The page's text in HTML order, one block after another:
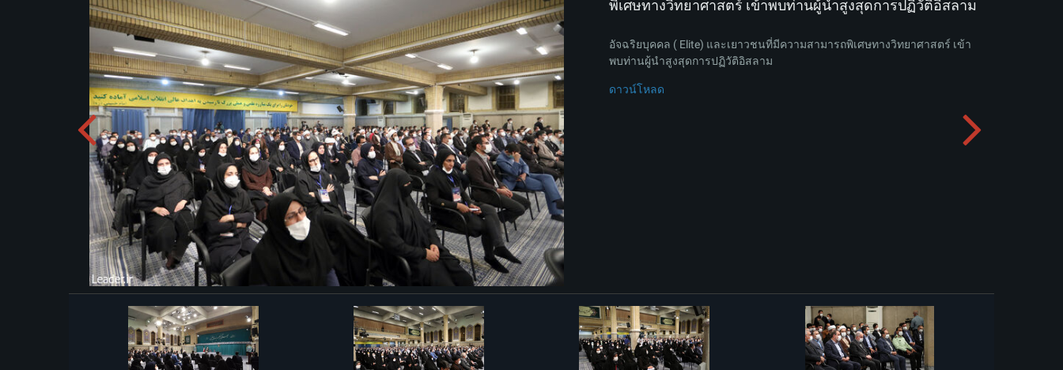
พิเศษทางวิทยาศาสตร์ เข้าพบท่านผู้นำสูงสุดการปฏิวัติอิสลาม
อัจฉริยบุคคล ( Elite) และเยาวชนที่มีความสามารถพิเศษทางวิทยาศาสตร์ เข้า
พบท่านผู้นำสูงสุดการปฏิวัติอิสลาม
ดาวน์โหลด